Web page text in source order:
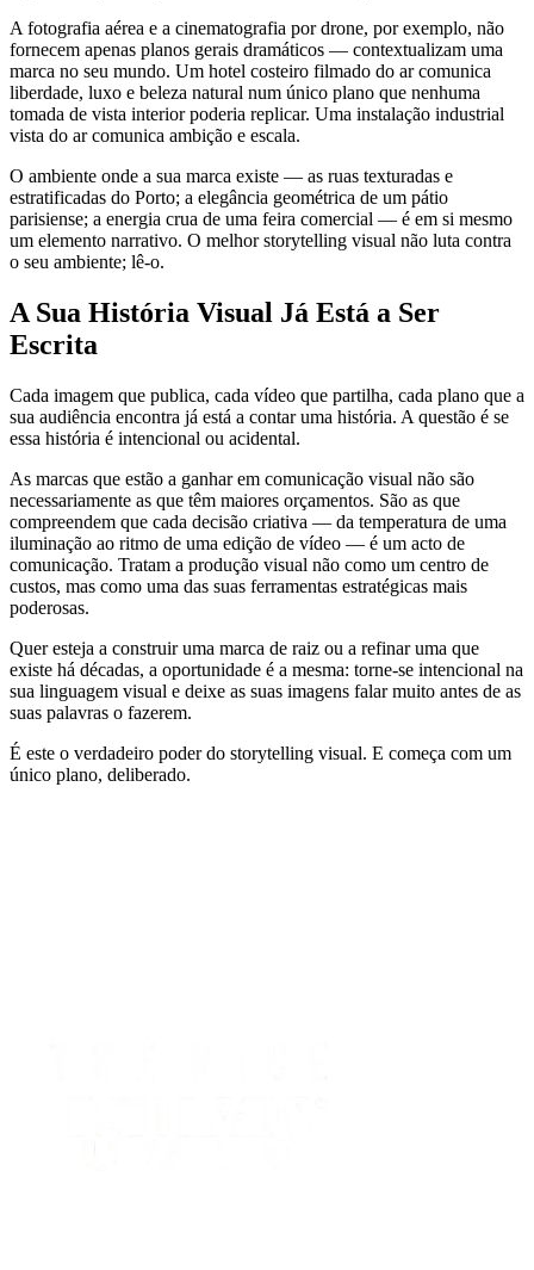
A fotografia aérea e a cinematografia por drone, por exemplo, não
fornecem apenas planos gerais dramáticos — contextualizam uma
marca no seu mundo. Um hotel costeiro filmado do ar comunica
liberdade, luxo e beleza natural num único plano que nenhuma
tomada de vista interior poderia replicar. Uma instalação industrial
vista do ar comunica ambição e escala.
O ambiente onde a sua marca existe — as ruas texturadas e
estratificadas do Porto; a elegância geométrica de um pátio
parisiense; a energia crua de uma feira comercial — é em si mesmo
um elemento narrativo. O melhor storytelling visual não luta contra
o seu ambiente; lê-o.
A Sua História Visual Já Está a Ser
Escrita
Cada imagem que publica, cada vídeo que partilha, cada plano que a
sua audiência encontra já está a contar uma história. A questão é se
essa história é intencional ou acidental.
As marcas que estão a ganhar em comunicação visual não são
necessariamente as que têm maiores orçamentos. São as que
compreendem que cada decisão criativa — da temperatura de uma
iluminação ao ritmo de uma edição de vídeo — é um acto de
comunicação. Tratam a produção visual não como um centro de
custos, mas como uma das suas ferramentas estratégicas mais
poderosas.
Quer esteja a construir uma marca de raiz ou a refinar uma que
existe há décadas, a oportunidade é a mesma: torne-se intencional na
sua linguagem visual e deixe as suas imagens falar muito antes de as
suas palavras o fazerem.
É este o verdadeiro poder do storytelling visual. E começa com um
único plano, deliberado.